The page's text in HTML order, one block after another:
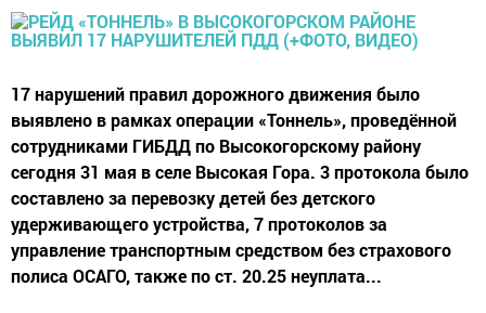
17 нарушений правил дорожного движения было
выявлено в рамках операции «Тоннель», проведённой
сотрудниками ГИБДД по Высокогорскому району
сегодня 31 мая в селе Высокая Гора. 3 протокола было
составлено за перевозку детей без детского
удерживающего устройства, 7 протоколов за
управление транспортным средством без страхового
полиса ОСАГО, также по ст. 20.25 неуплата...